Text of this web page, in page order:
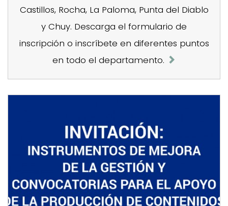
Castillos, Rocha, La Paloma, Punta del Diablo
y Chuy. Descarga el formulario de
inscripción o inscríbete en diferentes puntos
en todo el departamento.